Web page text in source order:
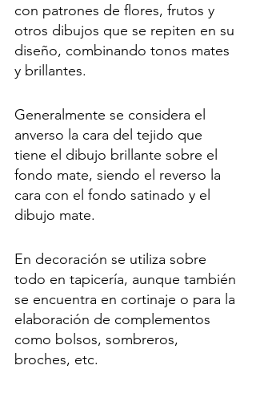
con patrones de flores, frutos y
otros dibujos que se repiten en su
diseño, combinando tonos mates
y brillantes.
Generalmente se considera el
anverso la cara del tejido que
tiene el dibujo brillante sobre el
fondo mate, siendo el reverso la
cara con el fondo satinado y el
dibujo mate.
En decoración se utiliza sobre
todo en tapicería, aunque también
se encuentra en cortinaje o para la
elaboración de complementos
como bolsos, sombreros,
broches, etc.